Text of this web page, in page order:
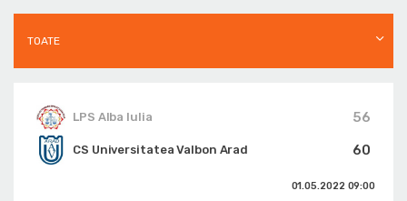
TOATE
LPS Alba Iulia
56
60
CS Universitatea Valbon Arad
01.05.2022 09:00